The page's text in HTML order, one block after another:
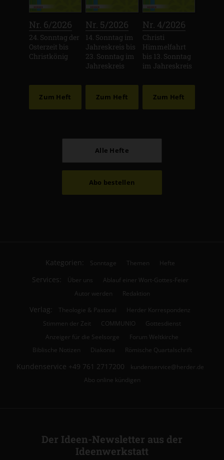
Nr. 6/2026
24. Sonntag der
Osterzeit bis
Christkönig
Zum Heft
Nr. 5/2026
14. Sonntag im
Jahreskreis bis
23. Sonntag im
Jahreskreis
Zum Heft
Nr. 4/2026
Christi
Himmelfahrt
bis 13. Sonntag
im Jahreskreis
Zum Heft
Alle Hefte
Abo bestellen
Kategorien: Sonntage Themen Hefte
Services: Über uns
Ablauf einer Wort-Gottes-Feier
Autor werden
Redaktion
Verlag: Theologie & Pastoral
Herder Korrespondenz
Stimmen der Zeit
COMMUNIO
Gottesdienst
Anzeiger für die Seelsorge
Forum Weltkirche
Biblische Notizen
Diakonia Römische Quartalschrift
Kundenservice +49 761 2717200
kundenservice@herder.de
Abo online kündigen
Der Ideen-Newsletter aus der
Ideenwerkstatt